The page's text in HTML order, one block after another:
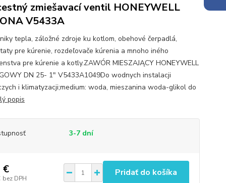
zmiešavací ventil HONEYWELL
V5433A
tepla, záložné zdroje ku kotlom, obehové čerpadlá,
pre kúrenie, rozdeľovače kúrenia a mnoho iného
pre kúrenie a kotly.ZAWÓR MIESZAJĄCY HONEYWELL
DN 25- 1" V5433A1049Do wodnych instalacji
i klimatyzacji;medium: woda, mieszanina woda-glikol do
popis
3-7 dní
€
bez DPH
Pridať do košíka